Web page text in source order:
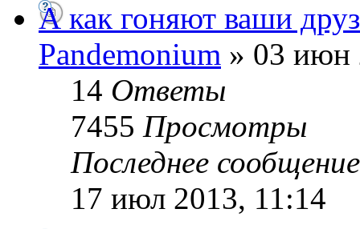
А как гоняют ваши
Pandemonium » 03 июн
14 Ответы
7455 Просмотры
Последнее
17 июл 2013, 11:14